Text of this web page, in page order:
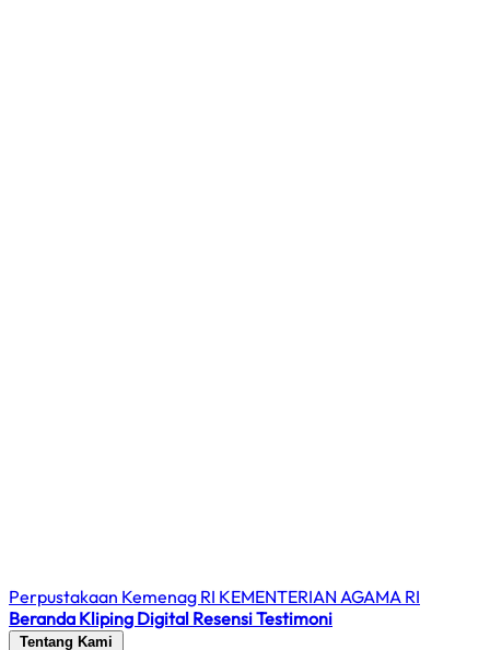
Perpustakaan Kemenag RI KEMENTERIAN AGAMA RI
Beranda Kliping Digital ResensiTestimoni
Tentang Kami